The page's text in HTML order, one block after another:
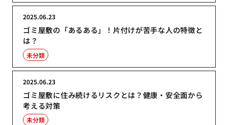
ゴミ屋敷の「あるある」！片付けが苦手な人の特徴と
は？
2025.06.23
未分類
ゴミ屋敷に住み続けるリスクとは？健康・安全面から
考える対策
2025.06.23
未分類